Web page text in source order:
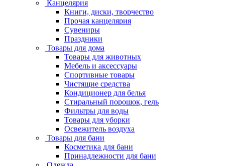
Канцелярия
Книги, диски, творчество
Прочая канцелярия
Сувениры
Праздники
Товары для дома
Товары для животных
Мебель и аксессуары
Спортивные товары
Чистящие средства
Кондиционер для белья
Стиральный порошок, гель
Фильтры для воды
Товары для уборки
Освежитель воздуха
Товары для бани
Косметика для бани
Принадлежности для бани